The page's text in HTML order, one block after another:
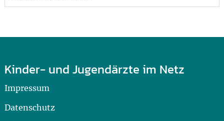
Kinder- und Jugendärzte im Netz
Impressum
Datenschutz